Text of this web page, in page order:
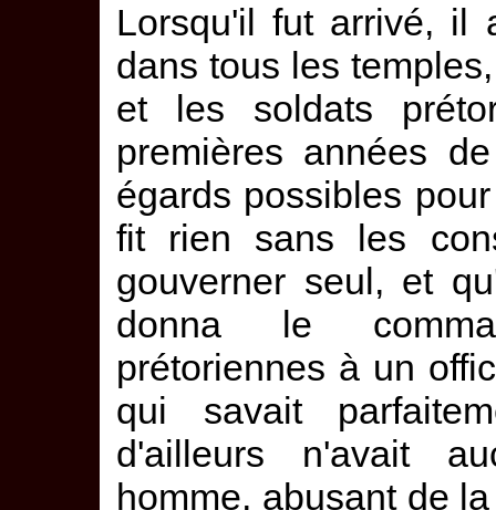
Lorsqu'il fut arrivé, il
dans tous les
et les soldats
premières années
égards possibles
fit rien sans les
gouverner seul, et
donna le
prétoriennes à un
qui savait
d'ailleurs n'avait
homme, abusant de